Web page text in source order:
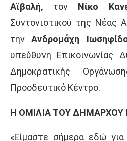
Αϊβαλή, τον Νίκο
Συντονιστικού της Νέας
τηνΑνδρομάχη
υπεύθυνη Επικοινωνίας
Δημοκρατικής
Προοδευτικό Κέντρο.
Η ΟΜΙΛΙΑ ΤΟΥ ΔΗΜΑΡΧΟΥ
«Είμαστε σήμερα εδώ